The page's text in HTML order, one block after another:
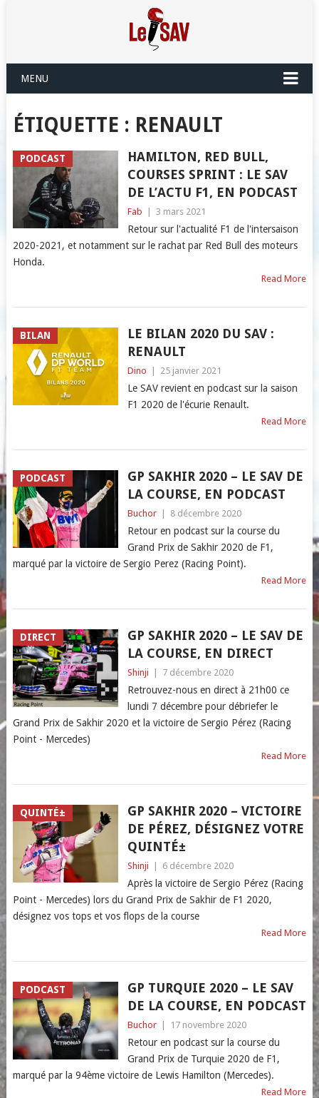
MENU
ÉTIQUETTE : RENAULT
PODCAST
HAMILTON, RED BULL,
COURSES SPRINT : LE SAV
DE L’ACTU F1, EN PODCAST
Fab 3 mars 2021
Retour sur l'actualité F1 de l'intersaison
2020-2021, et notamment sur le rachat par Red Bull des moteurs
Honda.
Read More
BILAN
LE BILAN 2020 DU SAV :
RENAULT
Dino 25 janvier 2021
Le SAV revient en podcast sur la saison
F1 2020 de l'écurie Renault.
Read More
PODCAST
GP SAKHIR 2020 – LE SAV DE
LA COURSE, EN PODCAST
Buchor 8 décembre 2020
Retour en podcast sur la course du
Grand Prix de Sakhir 2020 de F1,
marqué par la victoire de Sergio Perez (Racing Point).
Read More
DIRECT
GP SAKHIR 2020 – LE SAV DE
LA COURSE, EN DIRECT
Shinji 7 décembre 2020
Retrouvez-nous en direct à 21h00 ce
lundi 7 décembre pour débriefer le
Grand Prix de Sakhir 2020 et la victoire de Sergio Pérez (Racing
Point - Mercedes)
Read More
QUINTÉ±
GP SAKHIR 2020 – VICTOIRE
DE PÉREZ, DÉSIGNEZ VOTRE
QUINTÉ±
Shinji 6 décembre 2020
Après la victoire de Sergio Pérez (Racing
Point - Mercedes) lors du Grand Prix de Sakhir de F1 2020,
désignez vos tops et vos flops de la course
Read More
PODCAST
GP TURQUIE 2020 – LE SAV
DE LA COURSE, EN PODCAST
Buchor 17 novembre 2020
Retour en podcast sur la course du
Grand Prix de Turquie 2020 de F1,
marqué par la 94ème victoire de Lewis Hamilton (Mercedes).
Read More